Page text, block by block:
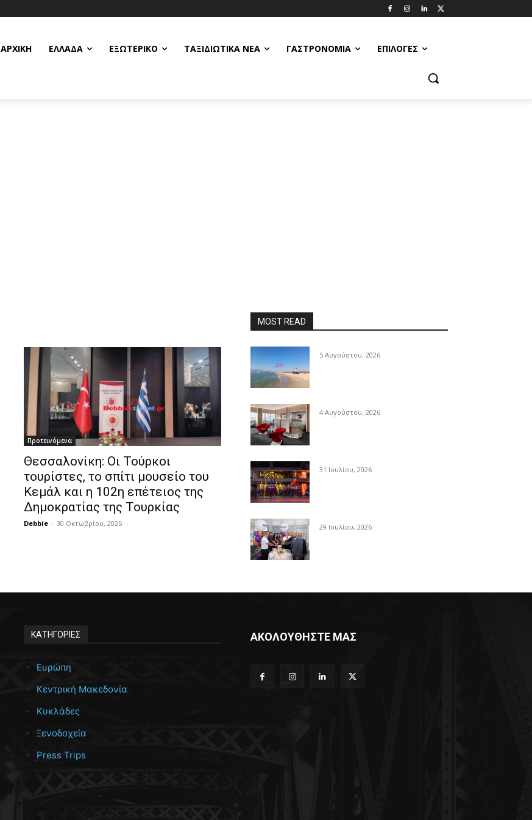
ΑΡΧΙΚΗ ΕΛΛΆΔΑ ΕΞΩΤΕΡΙΚΌ ΤΑΞΙΔΙΩΤΙΚΆ ΝΈΑ ΓΑΣΤΡΟΝΟΜΊΑ ΕΠΙΛΟΓΈΣ
Προτεινόμενα
Θεσσαλονίκη: Οι Τούρκοι
τουρίστες, το σπίτι μουσείο του
Κεμάλ και η 102η επέτειος της
Δημοκρατίας της Τουρκίας
Debbie - 30 Οκτωβρίου, 2025
MOST READ
5 Αυγούστου, 2026
4 Αυγούστου, 2026
31 Ιουλίου, 2026
29 Ιουλίου, 2026
ΚΑΤΗΓΟΡΙΕΣ
Ευρώπη
Κεντρική Μακεδονία
Κυκλάδες
Ξενοδοχεία
Press Trips
ΑΚΟΛΟΥΘΗΣΤΕ ΜΑΣ